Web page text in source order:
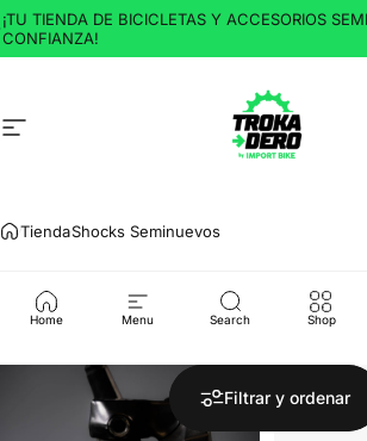
Ir directamente al contenido
¡TU TIENDA DE BICICLETAS Y ACCESORIOS
CONFIANZA!
Navegación Trokadero by
Home Menu Search Shop
TiendaShocks Seminuevos
Shocks
Filtrar y ordenar